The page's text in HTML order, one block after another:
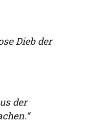
Dieb der
der